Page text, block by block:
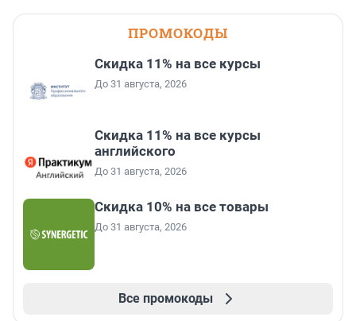
ПРОМОКОДЫ
Скидка 11% на все курсы
До 31 августа, 2026
Скидка 11% на все курсы
английского
До 31 августа, 2026
Скидка 10% на все товары
До 31 августа, 2026
Все промокоды